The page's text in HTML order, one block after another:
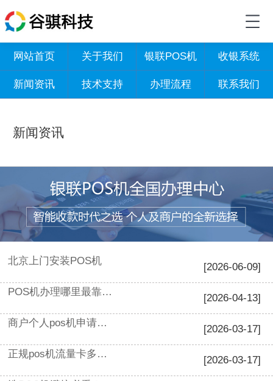
网站首页 关于我们 银联POS机 收银系统
新闻资讯 技术支持 办理流程 联系我们
新闻资讯
[2026-06-09]
北京上门安装POS机
[2026-04-13]
POS机办理哪里最靠谱？新手必看避坑指南
[2026-03-17]
商户个人pos机申请最推荐哪一款?
[2026-03-17]
正规pos机流量卡多少钱一年？正规pos机个人多少钱